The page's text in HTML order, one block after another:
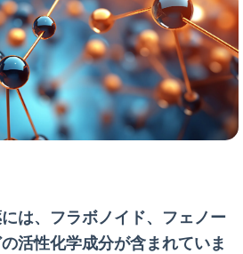
は、フラボノイド、フェノー
活性化学成分が含まれていま